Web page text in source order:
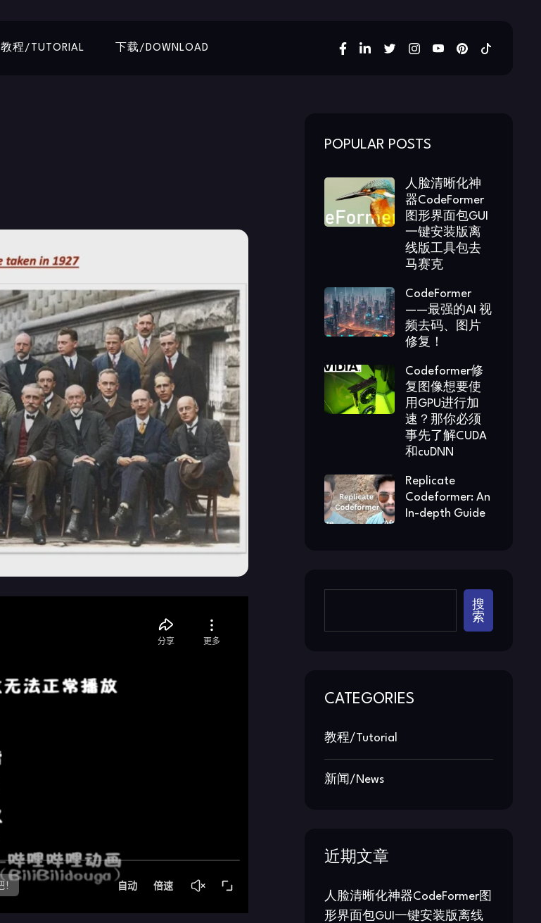
教程/TUTORIAL 下载/DOWNLOAD
POPULAR POSTS
人脸清晰化神
器CodeFormer
图形界面包GUI
一键安装版离
线版工具包去
马赛克
CodeFormer
——最强的AI 视
频去码、图片
修复！
Codeformer修
复图像想要使
用GPU进行加
速？那你必须
事先了解CUDA
和cuDNN
Replicate
Codeformer: An
In-depth Guide
搜
索
CATEGORIES
教程/Tutorial
新闻/News
近期文章
人脸清晰化神器CodeFormer图
形界面包GUI一键安装版离线